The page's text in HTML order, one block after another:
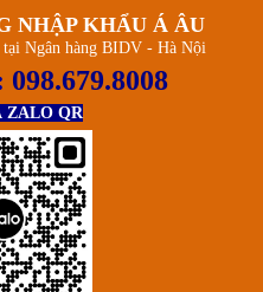
NHẬP KHẨU Á ÂU
Ngân hàng BIDV - Hà Nội
098.679.8008
ZALO QR